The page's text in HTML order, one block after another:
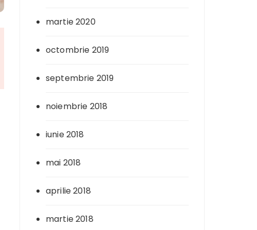
martie 2020
octombrie 2019
septembrie 2019
noiembrie 2018
iunie 2018
mai 2018
aprilie 2018
martie 2018